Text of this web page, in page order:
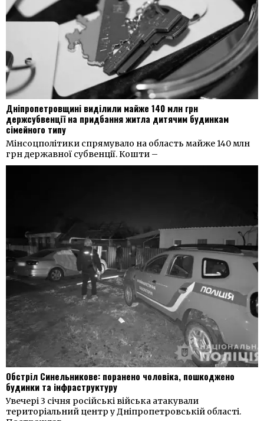
Дніпропетровщині виділили майже 140 млн грн
держсубвенції на придбання житла дитячим будинкам
сімейного типу
Мінсоцполітики спрямувало на область майже 140 млн
грн державної субвенції. Кошти –
Обстріл Синельникове: поранено чоловіка, пошкоджено
будинки та інфраструктуру
Увечері 3 січня російські війська атакували
територіальний центр у Дніпропетровській області.